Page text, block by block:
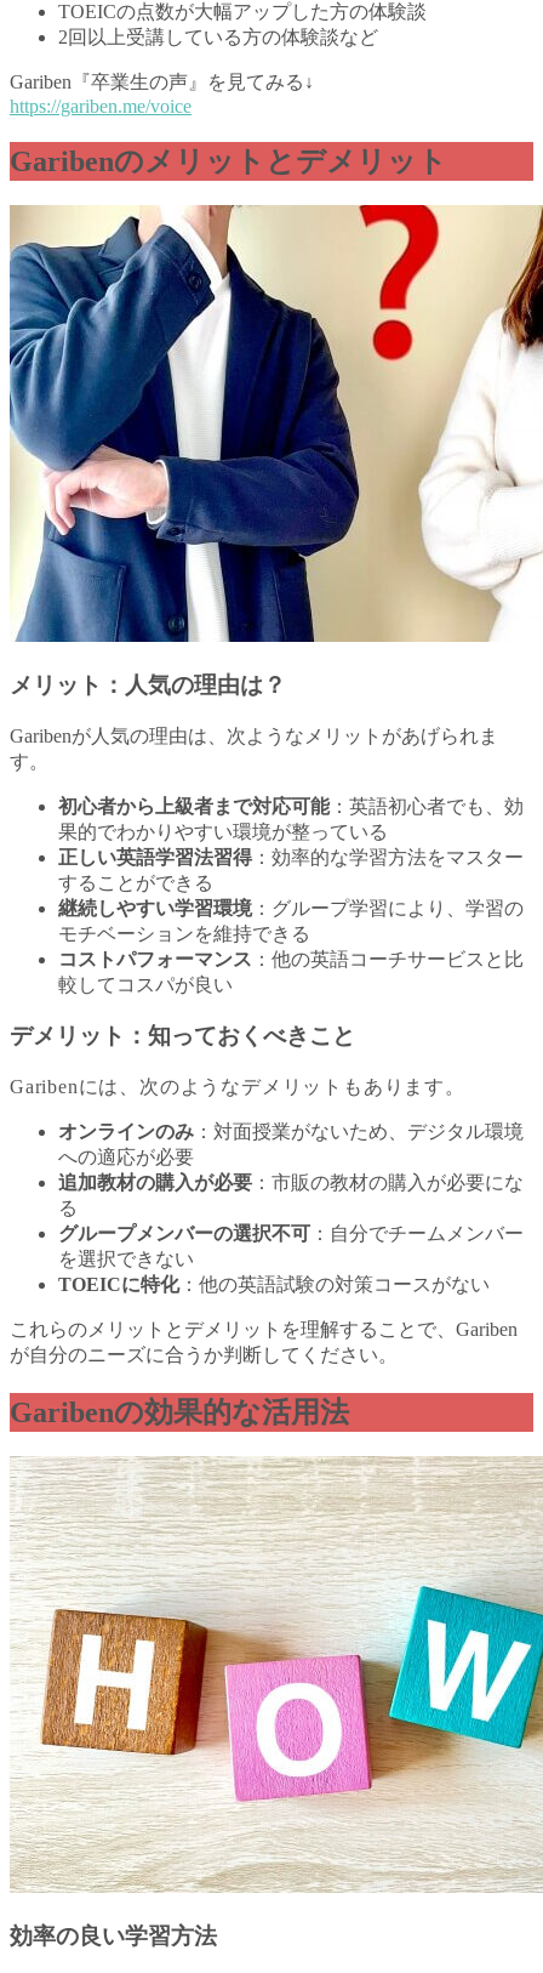
TOEICの点数が大幅アップした方の体験談
2回以上受講している方の体験談など
Gariben『卒業生の声』を見てみる↓
https://gariben.me/voice
Garibenのメリットとデメリット
メリット：人気の理由は？
Garibenが人気の理由は、次ようなメリットがあげられま
す。
初心者から上級者まで対応可能：英語初心者でも、効
果的でわかりやすい環境が整っている
正しい英語学習法習得：効率的な学習方法をマスター
することができる
継続しやすい学習環境：グループ学習により、学習の
モチベーションを維持できる
コストパフォーマンス ：他の英語コーチサービスと比
較してコスパが良い
デメリット：知っておくべきこと
Garibenには、次のようなデメリットもあります。
オンラインのみ ：対面授業がないため、デジタル環境
への適応が必要
追加教材の購入が必要 ：市販の教材の購入が必要にな
る
グループメンバーの選択不可 ：自分でチームメンバー
を選択できない
TOEICに特化：他の英語試験の対策コースがない
これらのメリットとデメリットを理解することで、Gariben
が自分のニーズに合うか判断してください。
Garibenの効果的な活用法
効率の良い学習方法